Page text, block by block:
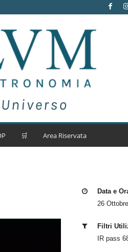
🛒 Area Riservata
Data e
26
Filtri
IR pass